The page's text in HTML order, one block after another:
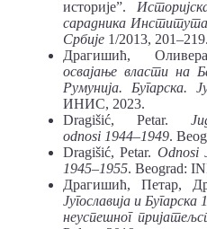
историје”.
сарадника Института
Србије 1/2013, 201–219.
Драгишић,
освајање власти на
Румунија. Бугарска.
ИНИС, 2023.
Dragišić, Petar.
odnosi 1944–1949.
Dragišić, Petar. Odnosi
1945‒1955. Beograd:
Драгишић, Петар,
Југославија и Бугарска
неуспешног